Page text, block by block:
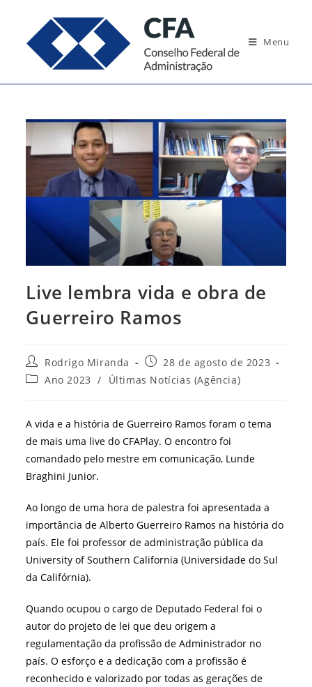
conteúdo
Menu
Live lembra vida e obra de
Guerreiro Ramos
Autor
do
post:
Rodrigo Miranda
Post
publicado:
28 de agosto de 2023
Categoria
Ano 2023 / Últimas Notícias (Agência)
A vida e a história de Guerreiro Ramos foram o tema
de mais uma live do CFAPlay. O encontro foi
comandado pelo mestre em comunicação, Lunde
Braghini Junior.
Ao longo de uma hora de palestra foi apresentada a
importância de Alberto Guerreiro Ramos na história do
país. Ele foi professor de administração pública da
University of Southern California (Universidade do Sul
da Califórnia).
Quando ocupou o cargo de Deputado Federal foi o
autor do projeto de lei que deu origem a
regulamentação da profissão de Administrador no
país. O esforço e a dedicação com a profissão é
reconhecido e valorizado por todas as gerações de